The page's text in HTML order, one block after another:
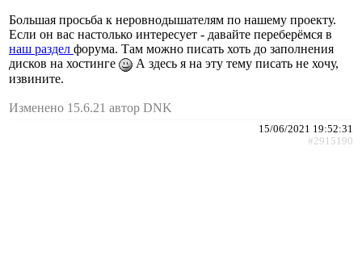
Большая просьба к неровнодышателям по нашему проекту.
Если он вас настолько интересует - давайте переберёмся в
наш раздел форума. Там можно писать хоть до заполнения
дисков на хостинге
А здесь я на эту тему писать не хочу,
извините.
Изменено 15.6.21 автор DNK
15/06/2021 19:52:31
#2915190